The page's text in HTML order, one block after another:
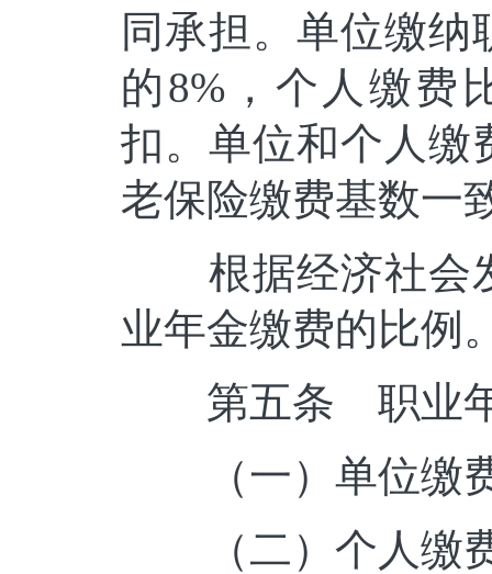
同承担。单位缴
的8%，个人缴费
扣。单位和个人缴
老保险缴费基数一
根据经济社会发
业年金缴费的比例
第五条 职业年
（一）单位缴
（二）个人缴